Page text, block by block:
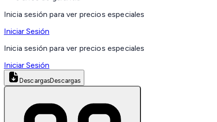
Inicia sesión para ver precios especiales
Iniciar Sesión
Inicia sesión para ver precios especiales
Iniciar Sesión
DescargasDescargas